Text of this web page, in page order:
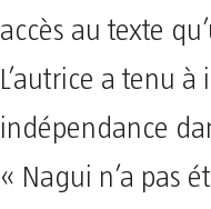
accès au texte
L’autrice a tenu
indépendance
« Nagui n’a pas